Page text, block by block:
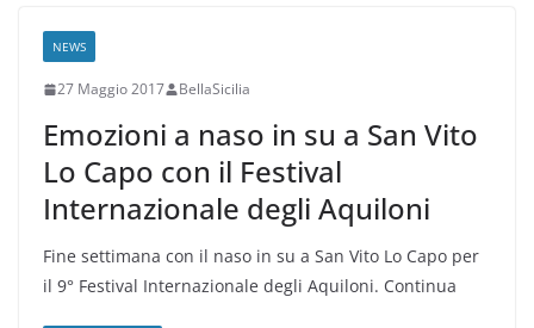
NEWS
27 Maggio 2017 BellaSicilia
Emozioni a naso in su a San Vito
Lo Capo con il Festival
Internazionale degli Aquiloni
Fine settimana con il naso in su a San Vito Lo Capo per
il 9° Festival Internazionale degli Aquiloni. Continua